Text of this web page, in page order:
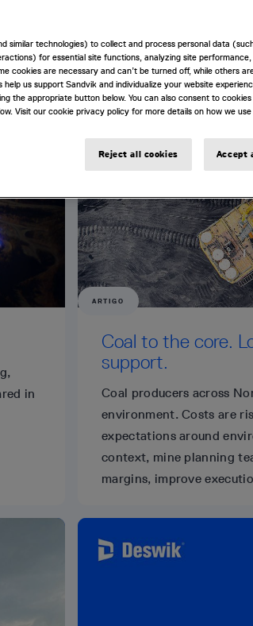
in
ARTIGO
Coal to the core.
support.
Coal producers across
environment. Costs are
expectations around
context, mine planning
margins, improve
similar technologies) to collect and process personal data
for essential site functions, analyzing site performance,
cookies are necessary and can’t be turned off, while others
us support Sandvik and individualize your website
the appropriate button below. You can also consent to
Visit our cookie privacy policy for more details on how we
Reject all cookies Accept